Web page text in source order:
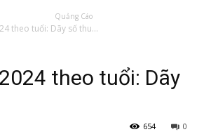
Quảng Cáo
theo tuổi: Dãy số thu...
theo tuổi: Dãy
0
654